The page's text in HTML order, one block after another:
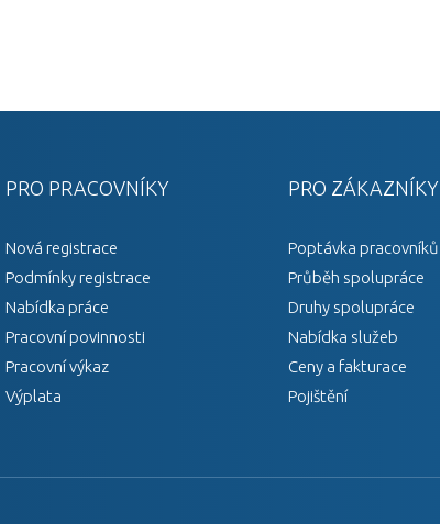
PRO PRACOVNÍKY
Nová registrace
Podmínky registrace
Nabídka práce
Pracovní povinnosti
Pracovní výkaz
Výplata
PRO ZÁKAZNÍKY
Poptávka pracovníků
Průběh spolupráce
Druhy spolupráce
Nabídka služeb
Ceny a fakturace
Pojištění